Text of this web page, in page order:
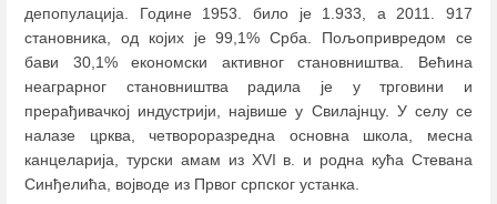
депопулација. Године 1953. било је 1.933, а 2011. 917
становника, од којих је 99,1% Србa. Пољопривредом се
бави 30,1% економски активног становништва. Већина
неаграрног становништва радила је у трговини и
прерађивачкој индустрији, највише у Свилајнцу. У селу се
налазе црква, четвороразредна основна школа, месна
канцеларија, турски амам из XVI в. и родна кућа Стевана
Синђелића, војводе из Првог српског устанка.